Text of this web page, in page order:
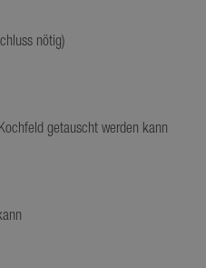
nötig)
getauscht werden kann